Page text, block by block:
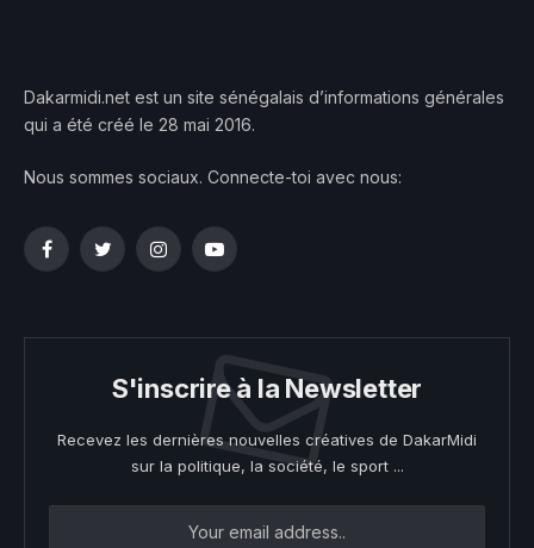
Dakarmidi.net est un site sénégalais d’informations générales
qui a été créé le 28 mai 2016.
Nous sommes sociaux. Connecte-toi avec nous:
FacebookTwitterInstagramYouTube
S'inscrire à la Newsletter
Recevez les dernières nouvelles créatives de DakarMidi
sur la politique, la société, le sport ...